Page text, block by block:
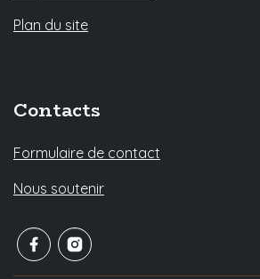
Plan du site
Contacts
Formulaire de contact
Nous soutenir